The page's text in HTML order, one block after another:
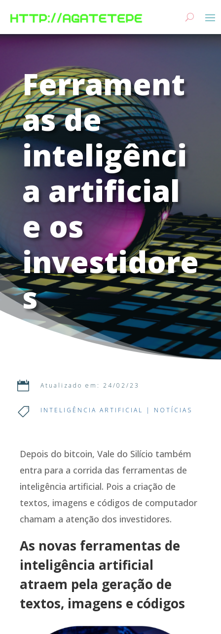
Ferrament
as de
inteligênci
a artificial
e os
investidore
s
 Atualizado em: 24/02/23
 INTELIGÊNCIA ARTIFICIAL | NOTÍCIAS
Depois do bitcoin, Vale do Silício também
entra para a corrida das ferramentas de
inteligência artificial. Pois a criação de
textos, imagens e códigos de computador
chamam a atenção dos investidores.
As novas ferramentas de
inteligência artificial
atraem pela geração de
textos, imagens e códigos